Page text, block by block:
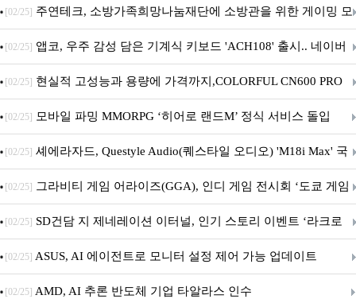
픈
[02/25] 주연테크, 소방가족희망나눔재단에 소방관을 위한 게이밍 모
니터·스마트 펫 침대 기부
[02/25] 앱코, 우주 감성 담은 기계식 키보드 'ACH108' 출시.. 네이버
브랜드데이 기획전 진행
[02/25] 현실적 고성능과 용량에 가격까지,COLORFUL CN600 PRO
M.2 NVMe 디앤디컴 1TB
[02/25] 모바일 파밍 MMORPG ‘히어로 랜드M’ 정식 서비스 돌입
[02/25] 셰에라자드, Questyle Audio(퀘스타일 오디오) 'M18i Max' 국
내 정식 출시
[02/25] 그라비티 게임 어라이즈(GGA), 인디 게임 전시회 ‘도쿄 게임
던전 13’ 참가!
[02/25] SD건담 지 제네레이션 이터널, 인기 스토리 이벤트 ‘라크로
아의 용사’ 재개최 및 풍성한 기념 이벤트 실시!
[02/25] ASUS, AI 에이전트로 모니터 설정 제어 가능 업데이트
[02/25] AMD, AI 추론 반도체 기업 타알라스 인수